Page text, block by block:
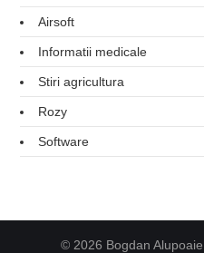
Airsoft
Informatii medicale
Stiri agricultura
Rozy
Software
© 2026 Bogdan